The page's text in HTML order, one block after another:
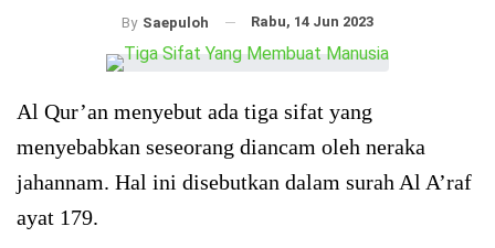
By Saepuloh Rabu, 14 Jun 2023
Al Qur’an menyebut ada tiga sifat yang
menyebabkan seseorang diancam oleh neraka
jahannam. Hal ini disebutkan dalam surah Al A’raf
ayat 179.